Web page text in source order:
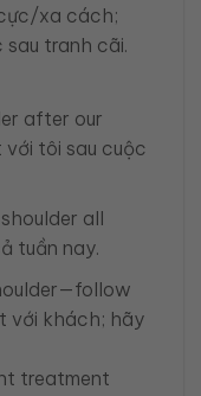
xa cách;
sau tranh cãi.
after our
tôi sau cuộc
all
tuần nay.
với khách; hãy
treatment